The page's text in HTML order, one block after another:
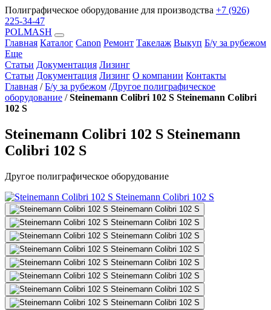
Полиграфическое оборудование для производства +7 (926)
225-34-47
POLMASH
Главная Каталог Canon Ремонт Такелаж Выкуп Б/у за рубежом
Еще
Статьи Документация Лизинг
Статьи Документация Лизинг О компании Контакты
Главная / Б/у за рубежом /Другое полиграфическое
оборудование / Steinemann Colibri 102 S Steinemann Colibri
102 S
Steinemann Colibri 102 S Steinemann
Colibri 102 S
Другое полиграфическое оборудование